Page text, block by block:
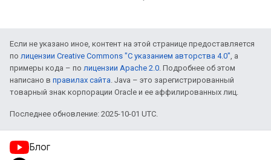
Если не указано иное, контент на этой странице предоставляется
по лицензии Creative Commons "С указанием авторства 4.0", а
примеры кода – по лицензии Apache 2.0. Подробнее об этом
написано в правилах сайта. Java – это зарегистрированный
товарный знак корпорации Oracle и ее аффилированных лиц.
Последнее обновление: 2025-10-01 UTC.
Блог